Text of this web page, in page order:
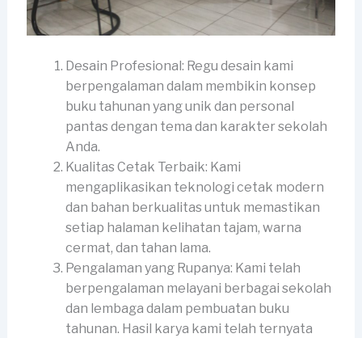
Desain Profesional: Regu desain kami
berpengalaman dalam membikin konsep
buku tahunan yang unik dan personal
pantas dengan tema dan karakter sekolah
Anda.
Kualitas Cetak Terbaik: Kami
mengaplikasikan teknologi cetak modern
dan bahan berkualitas untuk memastikan
setiap halaman kelihatan tajam, warna
cermat, dan tahan lama.
Pengalaman yang Rupanya: Kami telah
berpengalaman melayani berbagai sekolah
dan lembaga dalam pembuatan buku
tahunan. Hasil karya kami telah ternyata